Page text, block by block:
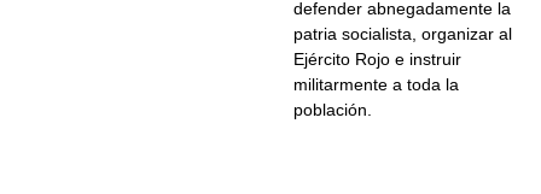
defender abnegadamente la
patria socialista, organizar al
Ejército Rojo e instruir
militarmente a toda la
población.